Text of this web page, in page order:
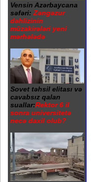
Vensin Azərbaycana
səfəri: Zəngəzur
dəhlizinin
müzakirələri yeni
mərhələdə
Sovet təhsil elitası və
cavabsız qalan
suallar:Rektor 6 il
sonra universitetə
necə daxil olub?